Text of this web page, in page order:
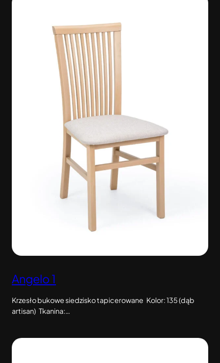
Angelo 1
Krzesło bukowe siedzisko tapicerowane Kolor: 135 (dąb
artisan) Tkanina:…